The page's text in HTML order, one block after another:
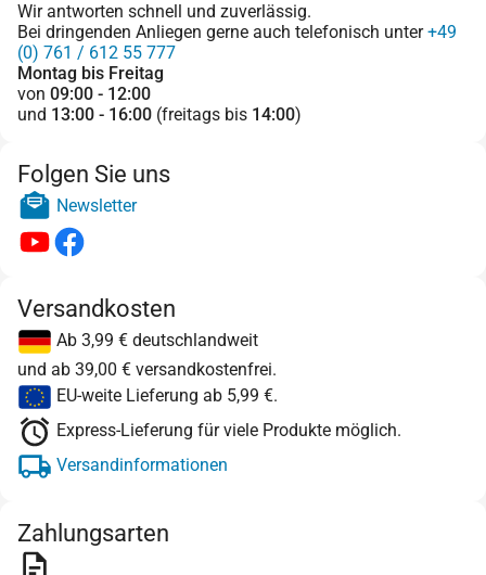
Wir antworten schnell und zuverlässig.
Bei dringenden Anliegen gerne auch telefonisch unter+49
(0) 761 / 612 55 777
Montag bis Freitag
von 09:00 - 12:00
und 13:00 - 16:00 (freitags bis 14:00)
Folgen Sie uns
Newsletter
Versandkosten
Ab 3,99 € deutschlandweit
und ab 39,00 € versandkostenfrei.
EU-weite Lieferung ab 5,99 €.
Express-Lieferung für viele Produkte möglich.
Versandinformationen
Zahlungsarten